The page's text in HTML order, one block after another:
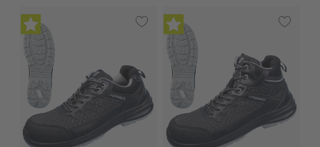
définitivement forte !